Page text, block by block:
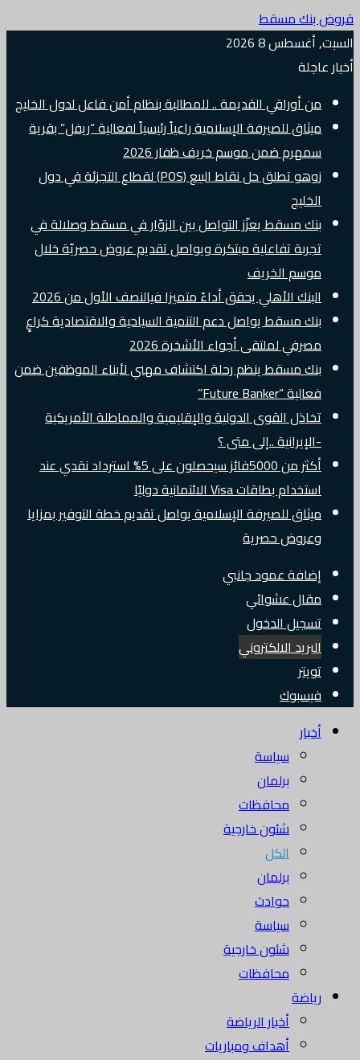
قروض بنك مسقط
السبت, أغسطس 8 2026
أخبار عاجلة
من أوراقي القديمة .. للمطالبة بنظام أمن فاعل لدول الخليج
ميثاق للصيرفة الإسلامية راعياً رئيسياً لفعالية “ريفل” بقرية
سمهرم ضمن موسم خريف ظفار 2026
زوهو تطلق حل نقاط البيع (POS) لقطاع التجزئة في دول
الخليج
بنك مسقط يعزّز التواصل بين الزوّار في مسقط وصلالة في
تجربة تفاعلية مبتكرة ويواصل تقديم عروض حصريّة خلال
موسم الخريف
البنك الأهلي يحقق أداءً متميزا فيالنصف الأول من 2026
بنك مسقط يواصل دعم التنمية السياحية والاقتصادية كراعٍ
مصرفي لملتقى أجواء الأشخرة 2026
بنك مسقط ينظم رحلة اكتشاف مهني لأبناء الموظفين ضمن
فعالية “Future Banker”
تخاذل القوى الدولية والإقليمية والمماطلة الأمريكية
-الإيرانية ..إلى متى ؟
أكثر من 5000فائز سيحصلون على 5% استرداد نقدي عند
استخدام بطاقات Visa الائتمانية دوليًا
ميثاق للصيرفة الإسلامية يواصل تقديم خطة التوفير بمزايا
وعروض حصرية
إضافة عمود جانبي
مقال عشوائي
تسجيل الدخول
البريد الالكتروني
تويتر
فيسبوك
أخبار
سياسة
برلمان
محافظات
شئون خارجية
الكل
برلمان
حوادث
سياسة
شئون خارجية
محافظات
رياضة
أخبار الرياضة
أهداف ومباريات